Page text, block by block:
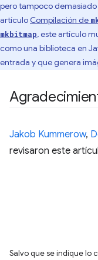
pero tampoco demasiado
artículo Compilación de
mkbitmap, este artículo
como una biblioteca en
entrada y que genera
Jakob Kummerow,
revisaron este
Salvo que se indique lo